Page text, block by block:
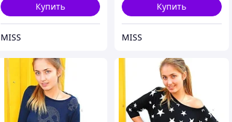
Купить
MISS
Купить
MISS